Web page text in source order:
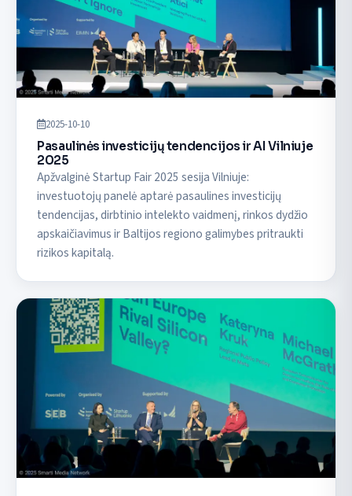
2025-10-10
Pasaulinės investicijų tendencijos ir AI Vilniuje
2025
Apžvalginė Startup Fair 2025 sesija Vilniuje:
investuotojų panelė aptarė pasaulines investicijų
tendencijas, dirbtinio intelekto vaidmenį, rinkos dydžio
apskaičiavimus ir Baltijos regiono galimybes pritraukti
rizikos kapitalą.